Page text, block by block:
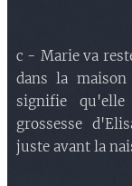
c - Marie va
dans la
signifie
grossesse
juste avant la